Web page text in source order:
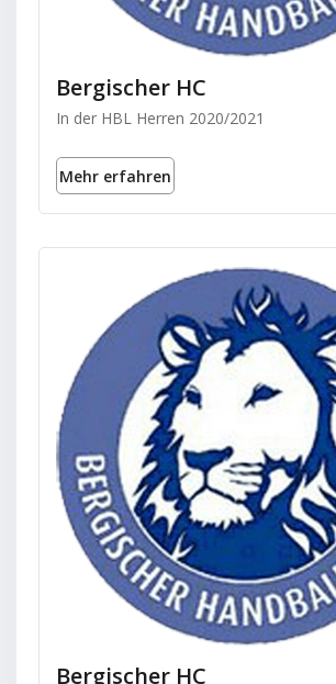
Bergischer HC
In der HBL Herren 2020/2021
Mehr erfahren
Bergischer HC